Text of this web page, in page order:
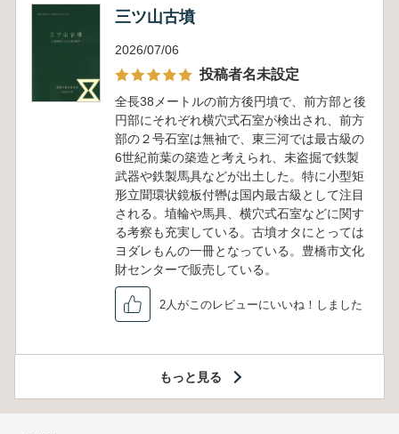
三ツ山古墳
2026/07/06
投稿者名未設定
全長38メートルの前方後円墳で、前方部と後
円部にそれぞれ横穴式石室が検出され、前方
部の２号石室は無袖で、東三河では最古級の
6世紀前葉の築造と考えられ、未盗掘で鉄製
武器や鉄製馬具などが出土した。特に小型矩
形立聞環状鏡板付轡は国内最古級として注目
される。埴輪や馬具、横穴式石室などに関す
る考察も充実している。古墳オタにとっては
ヨダレもんの一冊となっている。豊橋市文化
財センターで販売している。
2人がこのレビューにいいね！しました
もっと見る